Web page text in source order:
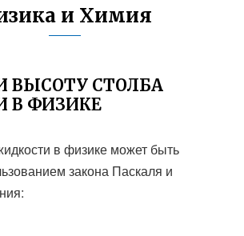
и Химия
ВЫСОТУ СТОЛБА
В ФИЗИКЕ
в физике может быть
закона Паскаля и